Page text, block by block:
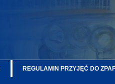
REGULAMIN PRZYJĘĆ DO